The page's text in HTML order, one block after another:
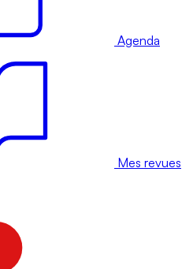
Agenda
Mes revues